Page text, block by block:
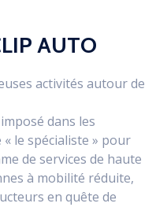
AUTO
activités autour de
dans les
le spécialiste » pour
de services de haute
à mobilité réduite,
en quête de